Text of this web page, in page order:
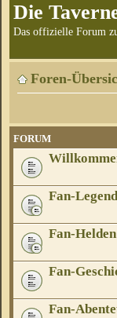
Die
Das offizielle Forum
Foren-
FORUM
Fan-
Fan-Helden
Fan-
Fan-